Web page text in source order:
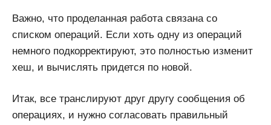
Важно, что проделанная работа связана со
списком операций. Если хоть одну из операций
немного подкорректируют, это полностью изменит
хеш, и вычислять придется по новой.
Итак, все транслируют друг другу сообщения об
операциях, и нужно согласовать правильный